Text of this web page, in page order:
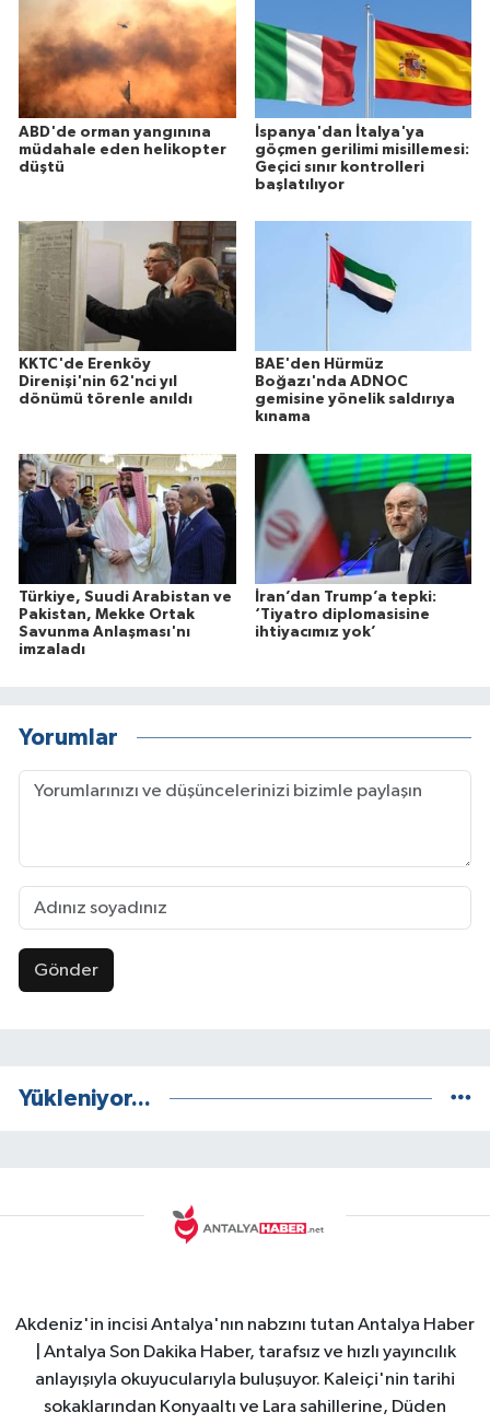
ABD'de orman yangınına
müdahale eden helikopter
düştü
İspanya'dan İtalya'ya
göçmen gerilimi misillemesi:
Geçici sınır kontrolleri
başlatılıyor
KKTC'de Erenköy
Direnişi'nin 62'nci yıl
dönümü törenle anıldı
BAE'den Hürmüz
Boğazı'nda ADNOC
gemisine yönelik saldırıya
kınama
Türkiye, Suudi Arabistan ve
Pakistan, Mekke Ortak
Savunma Anlaşması'nı
imzaladı
İran’dan Trump’a tepki:
‘Tiyatro diplomasisine
ihtiyacımız yok’
Yorumlar
Gönder
Yükleniyor...
Akdeniz'in incisi Antalya'nın nabzını tutan Antalya Haber
| Antalya Son Dakika Haber, tarafsız ve hızlı yayıncılık
anlayışıyla okuyucularıyla buluşuyor. Kaleiçi'nin tarihi
sokaklarından Konyaaltı ve Lara sahillerine, Düden